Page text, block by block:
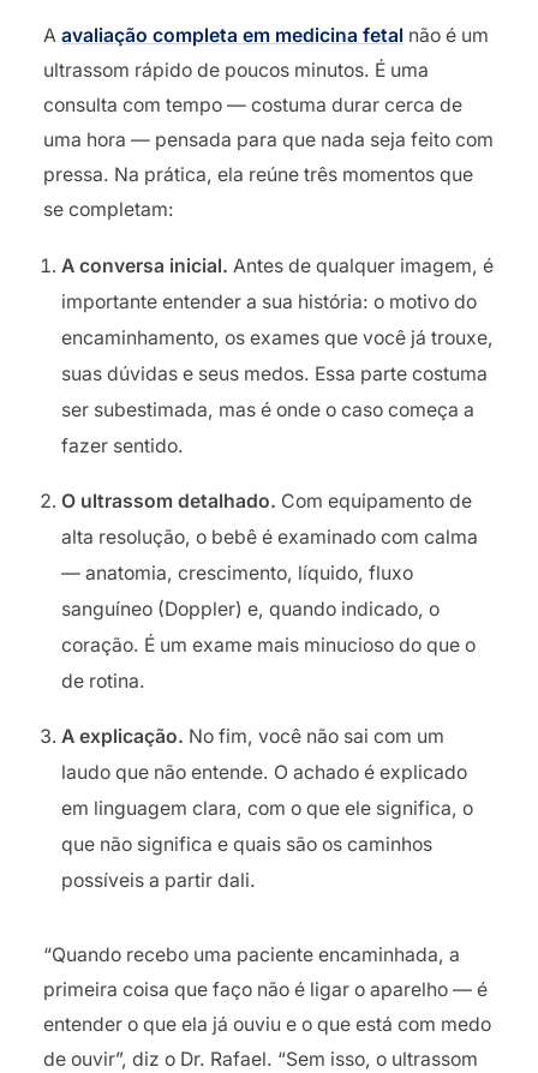
A avaliação completa em medicina fetal não é um
ultrassom rápido de poucos minutos. É uma
consulta com tempo — costuma durar cerca de
uma hora — pensada para que nada seja feito com
pressa. Na prática, ela reúne três momentos que
se completam:
A conversa inicial. Antes de qualquer imagem, é
importante entender a sua história: o motivo do
encaminhamento, os exames que você já trouxe,
suas dúvidas e seus medos. Essa parte costuma
ser subestimada, mas é onde o caso começa a
fazer sentido.
O ultrassom detalhado. Com equipamento de
alta resolução, o bebê é examinado com calma
— anatomia, crescimento, líquido, fluxo
sanguíneo (Doppler) e, quando indicado, o
coração. É um exame mais minucioso do que o
de rotina.
A explicação. No fim, você não sai com um
laudo que não entende. O achado é explicado
em linguagem clara, com o que ele significa, o
que não significa e quais são os caminhos
possíveis a partir dali.
“Quando recebo uma paciente encaminhada, a
primeira coisa que faço não é ligar o aparelho — é
entender o que ela já ouviu e o que está com medo
de ouvir”, diz o Dr. Rafael. “Sem isso, o ultrassom